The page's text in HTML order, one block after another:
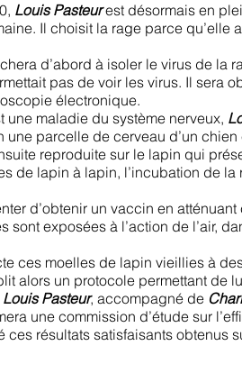
Louis Pasteurest désormais en
Il choisit la rage parce qu’elle
d’abord à isoler le virus de la
pas de voir les virus. Il sera
électronique.
une maladie du système nerveux,
une parcelle de cerveau d’un
reproduite sur le lapin qui
de lapin à lapin, l’incubation de
d’obtenir un vaccin en
sont exposées à l’action de l’air,
ces moelles de lapin vieillies à
alors un protocole permettant de
Louis Pasteur, accompagné de
une commission d’étude sur
ces résultats satisfaisants obtenus